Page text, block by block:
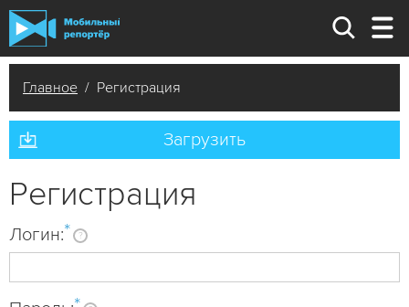
Главное / Регистрация
Загрузить
Регистрация
Логин:* ?